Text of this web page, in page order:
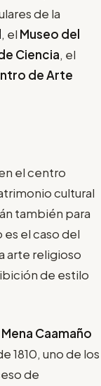
de la
, el Museo del
Ciencia, el
de Arte
el centro
cultural
también para
el caso del
arte religioso
de estilo
Caamaño
1810, uno de los
de